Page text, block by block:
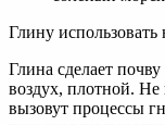
Глину использовать
Глина сделает
воздух, плотной. Не
вызовут процессы